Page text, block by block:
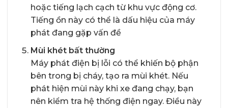
hoặc tiếng lạch cạch từ khu vực động cơ.
Tiếng ồn này có thể là dấu hiệu của máy
phát đang gặp vấn đề
Mùi khét bất thường
Máy phát điện bị lỗi có thể khiến bộ phận
bên trong bị cháy, tạo ra mùi khét. Nếu
phát hiện mùi này khi xe đang chạy, bạn
nên kiểm tra hệ thống điện ngay. Điều này